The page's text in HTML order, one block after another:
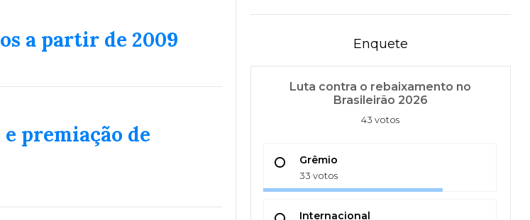
a partir de 2009
premiação de
Enquete
Luta contra o rebaixamento no
Brasileirão 2026
43 votos
Grêmio
33 votos
Internacional